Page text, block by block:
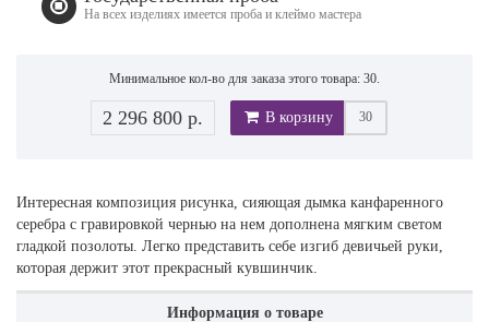
На всех изделиях имеется проба и клеймо мастера
Минимальное кол-во для заказа этого товара: 30.
2 296 800 р. В корзину
Интересная композиция рисунка, сияющая дымка канфаренного
серебра с гравировкой чернью на нем дополнена мягким светом
гладкой позолоты. Легко представить себе изгиб девичьей руки,
которая держит этот прекрасный кувшинчик.
Информация о товаре